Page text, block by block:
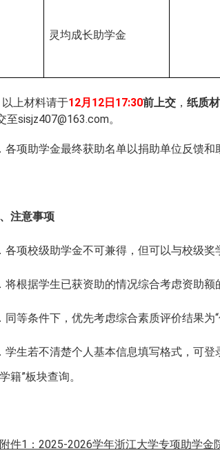
灵均成长助学金
上材料请于12月 12日17:30前上交 ， 纸质
至sisjz407@163.com。
各项助学金最终获助名单以捐助单位反馈和
注意事项
各项校级助学金不可兼得，但可以与校级奖
将根据学生已获资助的情况综合考虑资助额
同等条件下，优先考虑综合素质评价结果为
学生若不清楚个人基本信息填写格式，可登
籍”板块查询。
附件1：2025-2026学年浙江大学专项助学金